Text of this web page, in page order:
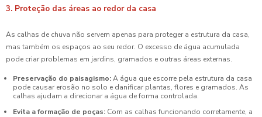
3. Proteção das áreas ao redor da casa
As calhas de chuva não servem apenas para proteger a estrutura da casa,
mas também os espaços ao seu redor. O excesso de água acumulada
pode criar problemas em jardins, gramados e outras áreas externas.
Preservação do paisagismo:A água que escorre pela estrutura da casa
pode causar erosão no solo e danificar plantas, flores e gramados. As
calhas ajudam a direcionar a água de forma controlada.
Evita a formação de poças: Com as calhas funcionando corretamente, a